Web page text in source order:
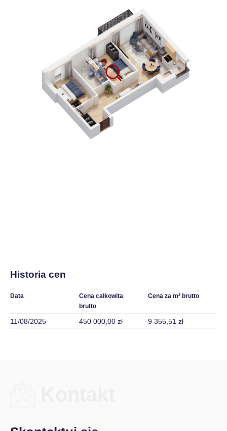
Historia cen
Data
Cena całkowita
brutto
Cena za m² brutto
11/08/2025 450 000,00 zł 9 355,51 zł